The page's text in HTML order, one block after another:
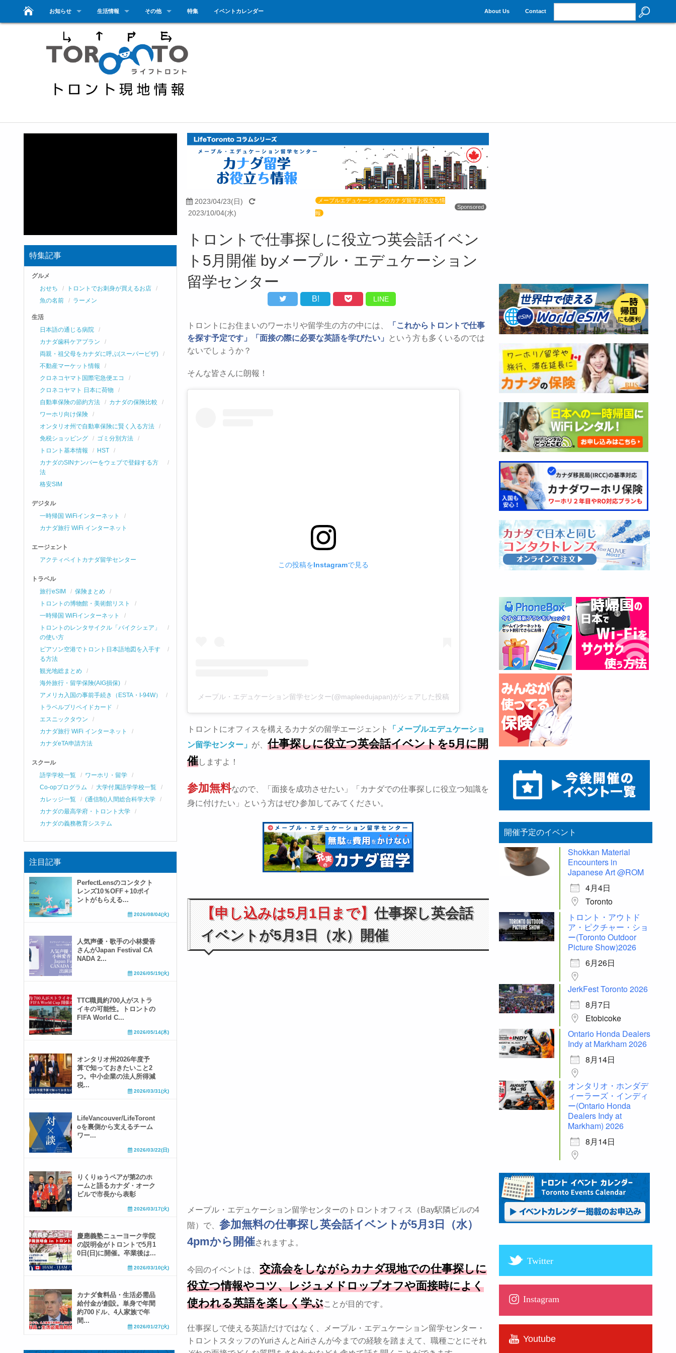
お知らせ 生活情報 その他 特集 イベントカレンダー About Us Contact
2023/04/23(日)
2023/10/04(水)
メープルエデュケーションのカナダ留学お役立ち情
報
Sponsored
トロントで仕事探しに役立つ英会話イベン
ト5月開催 byメープル・エデュケーション
留学センター
B! LINE
トロントにお住まいのワーホリや留学生の方の中には、
「これからトロントで仕事
を探す予定です」「面接の際に必要な英語を学びたい」
という方も多くいるのでは
ないでしょうか？
そんな皆さんに朗報！
この投稿をInstagramで見る
メープル・エデュケーション留学センター(@mapleedujapan)がシェアした投稿
トロントにオフィスを構えるカナダの留学エージェント
「メープルエデュケーショ
ン留学センター」 が、仕事探しに役立つ英会話イベントを5月に開
催しますよ！
参加無料なので、「面接を成功させたい」「カナダでの仕事探しに役立つ知識を
身に付けたい」という方はぜひ参加してみてください。
【申し込みは5月1日まで】仕事探し英会話
イベントが5月3日（水）開催
メープル・エデュケーション留学センターのトロントオフィス（Bay駅隣ビルの4
階）で、 参加無料の仕事探し英会話イベントが5月3日（水）
4pmから開催されますよ。
今回のイベントは、 交流会をしながらカナダ現地での仕事探しに
役立つ情報やコツ、レジュメドロップオフや面接時によく
使われる英語を楽しく学ぶことが目的です。
仕事探しで使える英語だけではなく、メープル・エデュケーション留学センター・
トロントスタッフのYuriさんとAiriさんが今までの経験を踏まえて、職種ごとにそれ
特集記事
グルメ
おせち
トロントでお刺身が買えるお店
魚の名前
ラーメン
生活
日本語の通じる病院
カナダ歯科ケアプラン
両親・祖父母をカナダに呼ぶ(スーパービザ)
不動産マーケット情報
クロネコヤマト国際宅急便エコ
クロネコヤマト 日本に荷物
自動車保険の節約方法
カナダの保険比較
ワーホリ向け保険
オンタリオ州で自動車保険に賢く入る方法
免税ショッピング
ゴミ分別方法
トロント基本情報
HST
カナダのSINナンバーをウェブで登録する方
法
格安SIM
デジタル
一時帰国 WiFiインターネット
カナダ旅行 WiFi インターネット
エージェント
アクティベイトカナダ留学センター
トラベル
旅行eSIM
保険まとめ
トロントの博物館・美術館リスト
一時帰国 WiFiインターネット
トロントのレンタサイクル「バイクシェア」
の使い方
ピアソン空港でトロント日本語地図を入手す
る方法
観光地総まとめ
海外旅行・留学保険(AIG損保)
アメリカ入国の事前手続き（ESTA・I-94W）
トラベルプリペイドカード
エスニックタウン
カナダ旅行 WiFi インターネット
カナダeTA申請方法
スクール
語学学校一覧
ワーホリ・留学
Co-opプログラム
大学付属語学学校一覧
カレッジ一覧
(通信制)人間総合科学大学
カナダの最高学府・トロント大学
カナダの義務教育システム
注目記事
PerfectLensのコンタクト
レンズ10％OFF＋10ポイ
ントがもらえる...
2026/08/04(火)
人気声優・歌手の小林愛香
さんがJapan Festival CA
NADA 2...
2026/05/19(火)
TTC職員約700人がストラ
イキの可能性。トロントの
FIFA World C...
2026/05/14(木)
オンタリオ州2026年度予
算で知っておきたいこと2
つ。中小企業の法人所得減
税...
2026/03/31(火)
LifeVancouver/LifeToront
oを裏側から支えるチーム
ワー...
2026/03/22(日)
りくりゅうペアが第2のホ
ームと語るカナダ・オーク
ビルで市長から表彰
2026/03/17(火)
慶應義塾ニューヨーク学院
の説明会がトロントで5月1
0日(日)に開催。卒業後は...
2026/03/10(火)
カナダ食料品・生活必需品
給付金が創設。単身で年間
約700ドル、4人家族で年
間...
2026/01/27(火)
開催予定のイベント
Shokkan Material
Encounters in
Japanese Art @ROM
4月4日
Toronto
トロント・アウトド
ア・ピクチャー・ショ
ー(Toronto Outdoor
Picture Show)2026
6月26日
JerkFest Toronto 2026
8月7日
Etobicoke
Ontario Honda Dealers
Indy at Markham 2026
8月14日
オンタリオ・ホンダデ
ィーラーズ・インディ
ー(Ontario Honda
Dealers Indy at
Markham) 2026
8月14日
Twitter
Instagram
Youtube